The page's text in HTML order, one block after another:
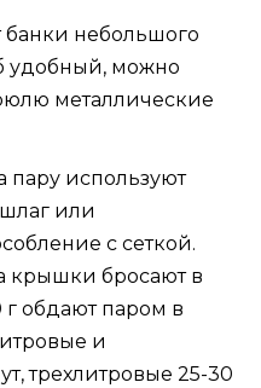
банки небольшого
удобный, можно
металлические
пару используют
или
с сеткой.
крышки бросают в
обдают паром в
и
трехлитровые 25-30